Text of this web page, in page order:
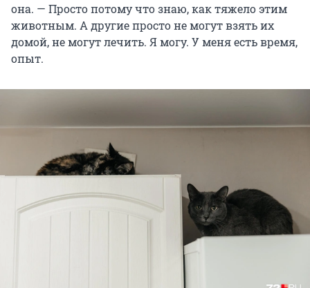
она. — Просто потому что знаю, как тяжело этим
животным. А другие просто не могут взять их
домой, не могут лечить. Я могу. У меня есть время,
опыт.